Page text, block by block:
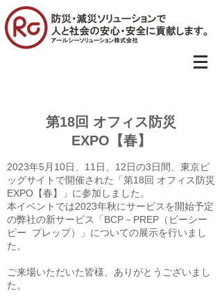
第18回 オフィス防災
EXPO【春】
2023年5月10日、11日、12日の3日間、東京ビ
ッグサイトで開催された「第18回 オフィス防災
EXPO【春】」に参加しました。
本イベントでは2023年秋にサービスを開始予定
の弊社の新サービス「BCP－PREP（ビーシー
ピー プレップ）」についての展示を行いまし
た。
​ご来場いただいた皆様、ありがとうございまし
た​。